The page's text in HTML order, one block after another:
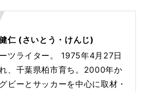
仁 (さいとう・けんじ)
ツライター。 1975年4月27日
、千葉県柏市育ち。2000年か
ビーとサッカーを中心に取材・